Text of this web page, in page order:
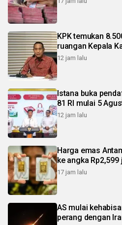
KPK temukan
ruangan Kepala
12 jam lalu
Istana buka
81 RI mulai 5
12 jam lalu
Harga emas
ke angka
17 jam lalu
AS mulai
perang dengan